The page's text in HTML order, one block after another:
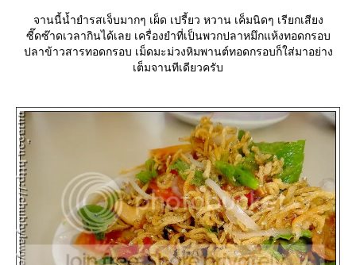
จานนี้น้ำยำรสเจ็บมากๆ เผ็ด เปรี้ยว หวาน เค็มนิดๆ เรียกเสียง
ซี๊ดซ๊าดเวลากินได้เลย เครื่องยำที่เป็นพวกปลาหมึกแห้งทอดกรอบ
ปลาข้าวสารทอดกรอบ เม็ดมะม่วงหิมพานต์ทอดกรอบก็ใส่มาอย่าง
เต็มจานทีเดียวครับ